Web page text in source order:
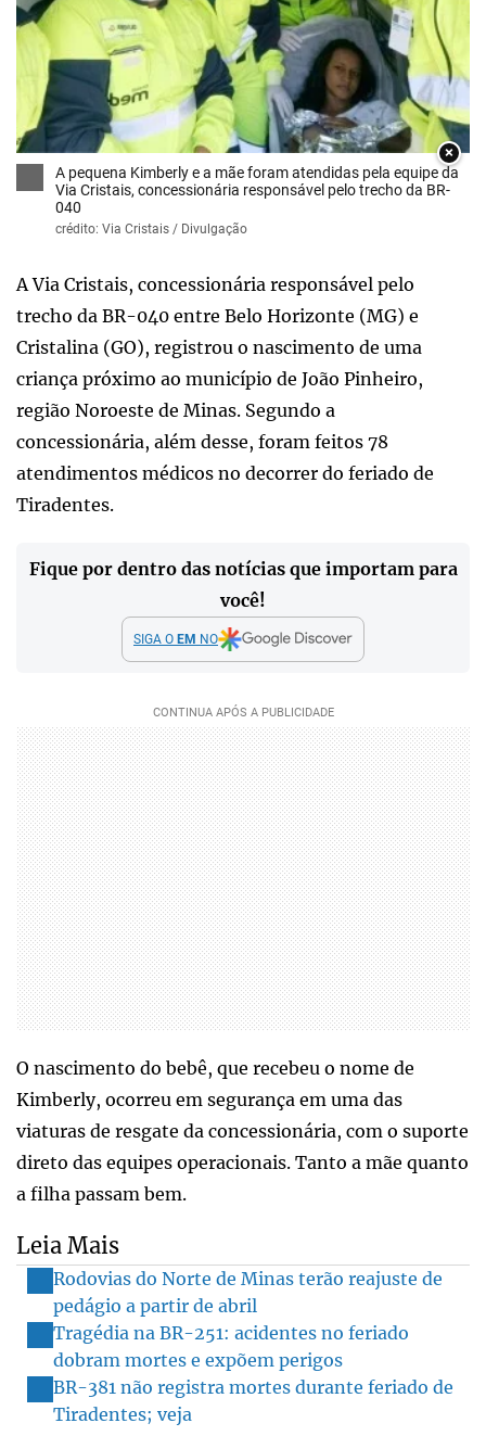
×
A pequena Kimberly e a mãe foram atendidas pela equipe da
Via Cristais, concessionária responsável pelo trecho da BR-
040
crédito: Via Cristais / Divulgação
A Via Cristais, concessionária responsável pelo
trecho da BR-040 entre Belo Horizonte (MG) e
Cristalina (GO), registrou o nascimento de uma
criança próximo ao município de João Pinheiro,
região Noroeste de Minas. Segundo a
concessionária, além desse, foram feitos 78
atendimentos médicos no decorrer do feriado de
Tiradentes.
Fique por dentro das notícias que importam para
você!
SIGA O EM NO
O nascimento do bebê, que recebeu o nome de
Kimberly, ocorreu em segurança em uma das
viaturas de resgate da concessionária, com o suporte
direto das equipes operacionais. Tanto a mãe quanto
a filha passam bem.
Leia Mais
Rodovias do Norte de Minas terão reajuste de
pedágio a partir de abril
Tragédia na BR-251: acidentes no feriado
dobram mortes e expõem perigos
BR-381 não registra mortes durante feriado de
Tiradentes; veja